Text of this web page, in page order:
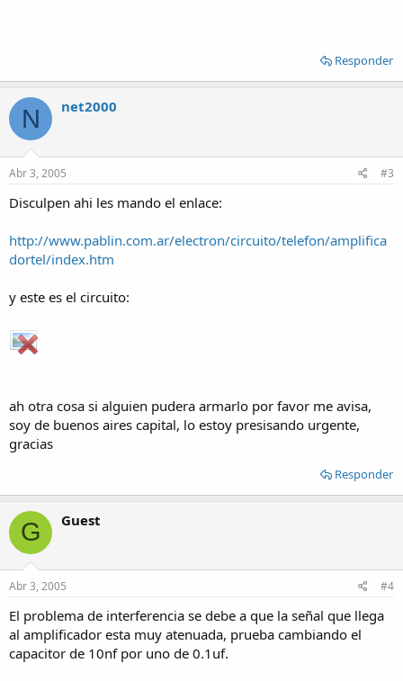
Responder
N net2000
Abr 3, 2005 #3
Disculpen ahi les mando el enlace:
http://www.pablin.com.ar/electron/circuito/telefon/amplifica
dortel/index.htm
y este es el circuito:
ah otra cosa si alguien pudera armarlo por favor me avisa,
soy de buenos aires capital, lo estoy presisando urgente,
gracias
Responder
G Guest
Abr 3, 2005 #4
El problema de interferencia se debe a que la señal que llega
al amplificador esta muy atenuada, prueba cambiando el
capacitor de 10nf por uno de 0.1uf.